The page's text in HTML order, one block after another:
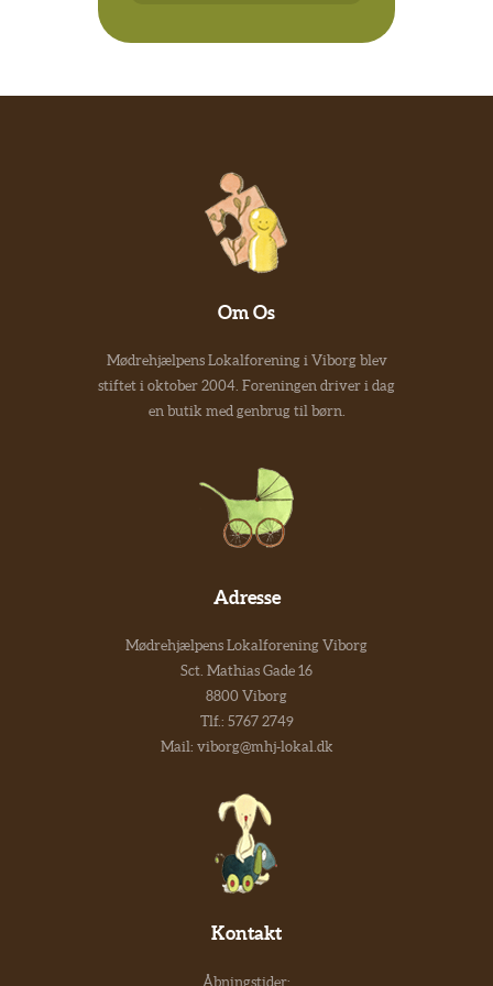
Om Os
Mødrehjælpens Lokalforening i Viborg blev
stiftet i oktober 2004. Foreningen driver i dag
en butik med genbrug til børn.
Adresse
Mødrehjælpens Lokalforening Viborg
Sct. Mathias Gade 16
8800 Viborg
Tlf.: 5767 2749
Mail: viborg@mhj-lokal.dk
Kontakt
Åbningstider: